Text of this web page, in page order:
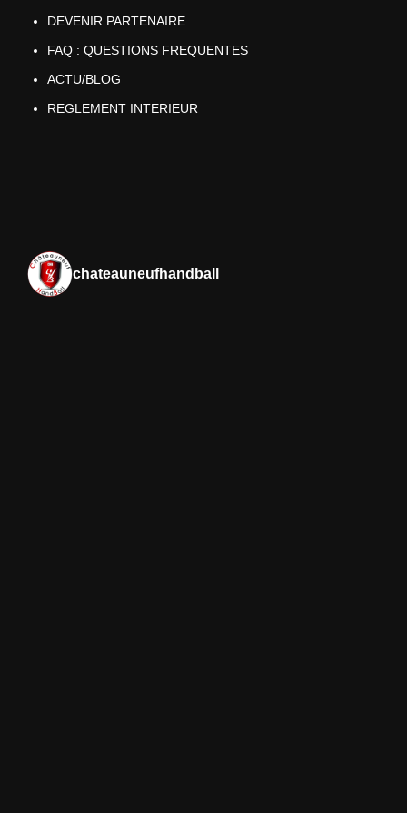
DEVENIR PARTENAIRE
FAQ : QUESTIONS FREQUENTES
ACTU/BLOG
REGLEMENT INTERIEUR
chateauneufhandball